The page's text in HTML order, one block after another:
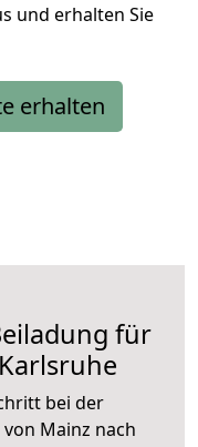
und erhalten Sie
erhalten
für
bei der
Mainz nach